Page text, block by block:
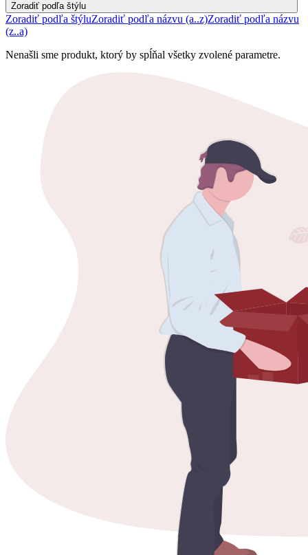
Zoradiť podľa štýlu
Zoradiť podľa štýluZoradiť podľa názvu (a..z)Zoradiť podľa názvu
(z..a)
Nenašli sme produkt, ktorý by spĺňal všetky zvolené parametre.